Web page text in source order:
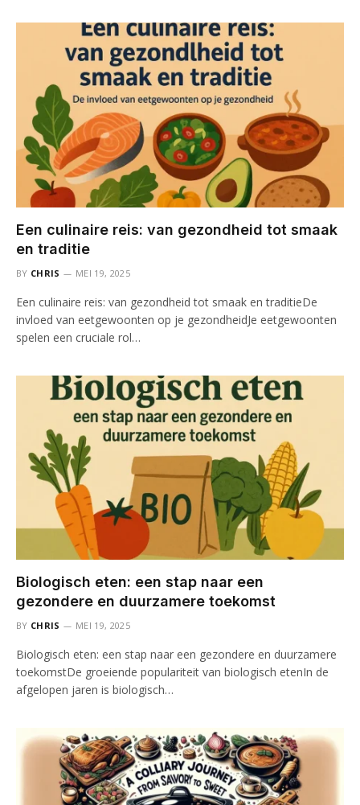
Een culinaire reis: van gezondheid tot smaak
en traditie
BY CHRIS MEI 19, 2025
Een culinaire reis: van gezondheid tot smaak en traditieDe
invloed van eetgewoonten op je gezondheidJe eetgewoonten
spelen een cruciale rol…
Biologisch eten: een stap naar een
gezondere en duurzamere toekomst
BY CHRIS MEI 19, 2025
Biologisch eten: een stap naar een gezondere en duurzamere
toekomstDe groeiende populariteit van biologisch etenIn de
afgelopen jaren is biologisch…